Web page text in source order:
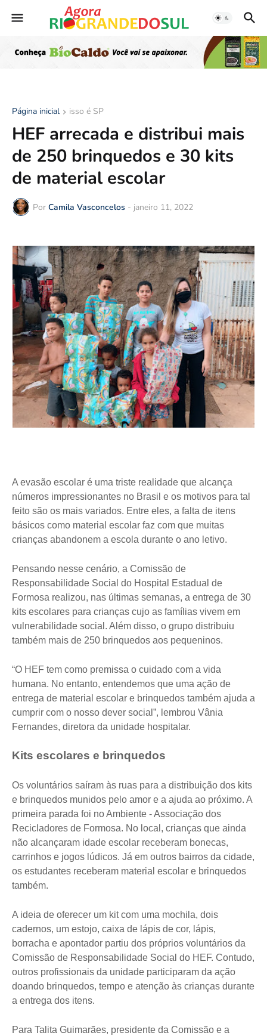
Página inicial isso é SP
HEF arrecada e distribui mais
de 250 brinquedos e 30 kits
de material escolar
Por Camila Vasconcelos - janeiro 11, 2022
A evasão escolar é uma triste realidade que alcança
números impressionantes no Brasil e os motivos para tal
feito são os mais variados. Entre eles, a falta de itens
básicos como material escolar faz com que muitas
crianças abandonem a escola durante o ano letivo.
Pensando nesse cenário, a Comissão de
Responsabilidade Social do Hospital Estadual de
Formosa realizou, nas últimas semanas, a entrega de 30
kits escolares para crianças cujo as famílias vivem em
vulnerabilidade social. Além disso, o grupo distribuiu
também mais de 250 brinquedos aos pequeninos.
“O HEF tem como premissa o cuidado com a vida
humana. No entanto, entendemos que uma ação de
entrega de material escolar e brinquedos também ajuda a
cumprir com o nosso dever social”, lembrou Vânia
Fernandes, diretora da unidade hospitalar.
Kits escolares e brinquedos
Os voluntários saíram às ruas para a distribuição dos kits
e brinquedos munidos pelo amor e a ajuda ao próximo. A
primeira parada foi no Ambiente - Associação dos
Recicladores de Formosa. No local, crianças que ainda
não alcançaram idade escolar receberam bonecas,
carrinhos e jogos lúdicos. Já em outros bairros da cidade,
os estudantes receberam material escolar e brinquedos
também.
A ideia de oferecer um kit com uma mochila, dois
cadernos, um estojo, caixa de lápis de cor, lápis,
borracha e apontador partiu dos próprios voluntários da
Comissão de Responsabilidade Social do HEF. Contudo,
outros profissionais da unidade participaram da ação
doando brinquedos, tempo e atenção às crianças durante
a entrega dos itens.
Para Talita Guimarães, presidente da Comissão e a